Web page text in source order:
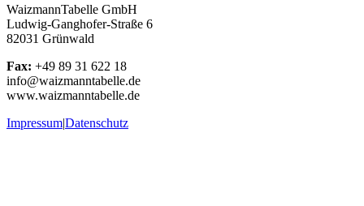
WaizmannTabelle GmbH
Ludwig-Ganghofer-Straße 6
82031 Grünwald
Fax: +49 89 31 622 18
info@waizmanntabelle.de
www.waizmanntabelle.de
Impressum|Datenschutz